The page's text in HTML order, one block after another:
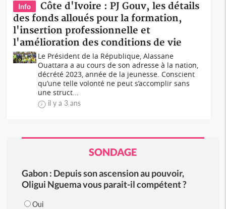
Info
Côte d'Ivoire : PJ Gouv, les détails
des fonds alloués pour la formation,
l'insertion professionnelle et
l'amélioration des conditions de vie
Le Président de la République, Alassane
Ouattara a au cours de son adresse à la nation,
décrété 2023, année de la jeunesse. Conscient
qu’une telle volonté ne peut s’accomplir sans
une struct...
il y a 3 ans
SONDAGE
Gabon : Depuis son ascension au pouvoir,
Oligui Nguema vous parait-il compétent ?
Oui